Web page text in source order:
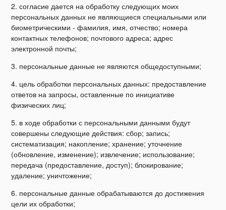
2. согласие дается на обработку следующих моих
персональных данных не являющиеся специальными или
биометрическими - фамилия, имя, отчество; номера
контактных телефонов; почтового адреса; адрес
электронной почты;
3. персональные данные не являются общедоступными;
4. цель обработки персональных данных: предоставление
ответов на запросы, оставленные по инициативе
физических лиц;
5. в ходе обработки с персональными данными будут
совершены следующие действия: сбор; запись;
систематизация; накопление; хранение; уточнение
(обновление, изменение); извлечение; использование;
передача (предоставление, доступ); блокирование;
удаление; уничтожение;
6. персональные данные обрабатываются до достижения
цели их обработки;